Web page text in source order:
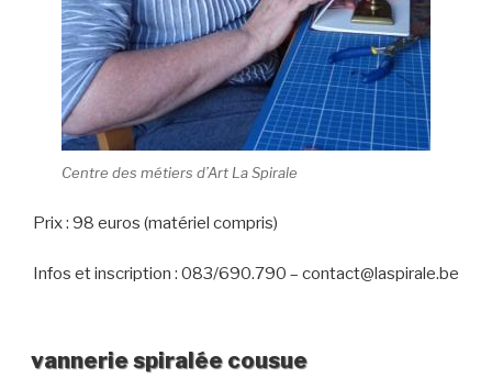
Centre des métiers d’Art La Spirale
Prix : 98 euros (matériel compris)
Infos et inscription : 083/690.790 – contact@laspirale.be
vannerie spiralée cousue